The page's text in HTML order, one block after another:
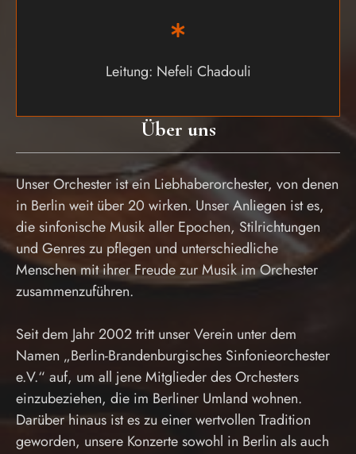
Über uns
Unser Orchester ist ein Liebhaberorchester, von denen
in Berlin weit über 20 wirken. Unser Anliegen ist es,
die sinfonische Musik aller Epochen, Stilrichtungen
und Genres zu pflegen und unterschiedliche
Menschen mit ihrer Freude zur Musik im Orchester
zusammenzuführen.
Seit dem Jahr 2002 tritt unser Verein unter dem
Namen „Berlin-Brandenburgisches Sinfonieorchester
e.V.“ auf, um all jene Mitglieder des Orchesters
einzubeziehen, die im Berliner Umland wohnen.
Darüber hinaus ist es zu einer wertvollen Tradition
geworden, unsere Konzerte sowohl in Berlin als auch
Leitung: Nefeli Chadouli